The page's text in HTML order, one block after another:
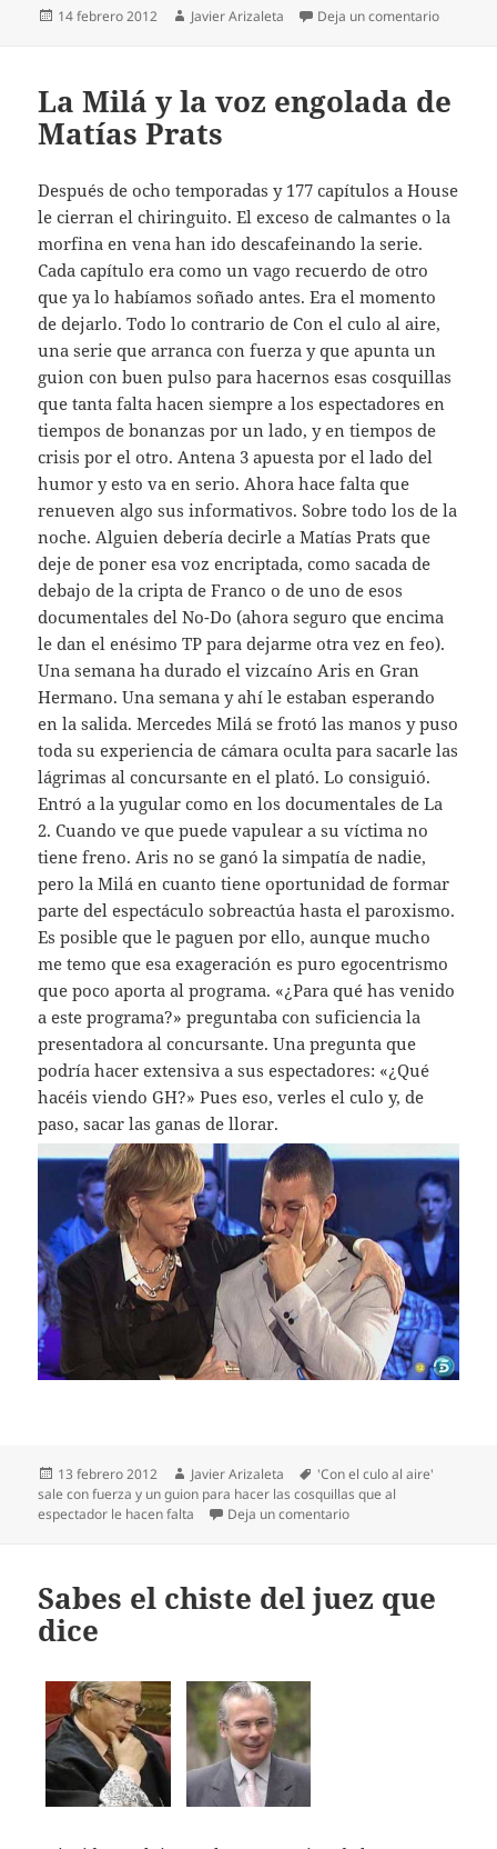
Publicado
14 febrero 2012 Autor
Javier Arizaleta Deja un comentarioen El
La Milá y la voz engolada de
Matías Prats
Después de ocho temporadas y 177 capítulos a House
le cierran el chiringuito. El exceso de calmantes o la
morfina en vena han ido descafeinando la serie.
Cada capítulo era como un vago recuerdo de otro
que ya lo habíamos soñado antes. Era el momento
de dejarlo. Todo lo contrario de Con el culo al aire,
una serie que arranca con fuerza y que apunta un
guion con buen pulso para hacernos esas cosquillas
que tanta falta hacen siempre a los espectadores en
tiempos de bonanzas por un lado, y en tiempos de
crisis por el otro. Antena 3 apuesta por el lado del
humor y esto va en serio. Ahora hace falta que
renueven algo sus informativos. Sobre todo los de la
noche. Alguien debería decirle a Matías Prats que
deje de poner esa voz encriptada, como sacada de
debajo de la cripta de Franco o de uno de esos
documentales del No-Do (ahora seguro que encima
le dan el enésimo TP para dejarme otra vez en feo).
Una semana ha durado el vizcaíno Aris en Gran
Hermano. Una semana y ahí le estaban esperando
en la salida. Mercedes Milá se frotó las manos y puso
toda su experiencia de cámara oculta para sacarle las
lágrimas al concursante en el plató. Lo consiguió.
Entró a la yugular como en los documentales de La
2. Cuando ve que puede vapulear a su víctima no
tiene freno. Aris no se ganó la simpatía de nadie,
pero la Milá en cuanto tiene oportunidad de formar
parte del espectáculo sobreactúa hasta el paroxismo.
Es posible que le paguen por ello, aunque mucho
me temo que esa exageración es puro egocentrismo
que poco aporta al programa. «¿Para qué has venido
a este programa?» preguntaba con suficiencia la
presentadora al concursante. Una pregunta que
podría hacer extensiva a sus espectadores: «¿Qué
hacéis viendo GH?» Pues eso, verles el culo y, de
paso, sacar las ganas de llorar.
Publicado
el
13 febrero 2012 Autor
Javier Arizaleta Etiquetas
'Con el culo al aire'
sale con fuerza y un guion para hacer las cosquillas que al
espectador le hacen falta
Deja un comentarioen La Milá y la voz
Sabes el chiste del juez que
dice